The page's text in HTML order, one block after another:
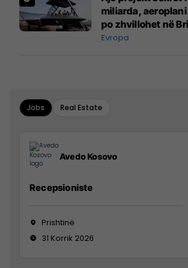
miliarda,
po zhvillohet në
Evropa
Jobs Real Estate
Avedo Kosovo
Recepsioniste
Prishtinë
31 Korrik 2026